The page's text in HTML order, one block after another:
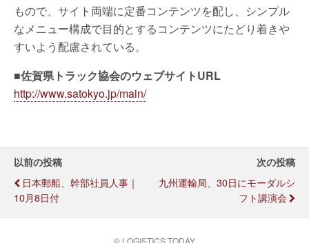
もので、サイト両端に定番コンテンツを配し、シンプル
なメニュー構成で目的とするコンテンツにたどり着きや
すいよう配慮されている。
■佐賀県トラック協会のウェブサイトURL
http://www.satokyo.jp/main/
以前の投稿
日本郵船、幹部社員人事｜
10月8日付
次の投稿
九州運輸局、30日にモーダルシ
フト講演会
© LOGISTICS TODAY